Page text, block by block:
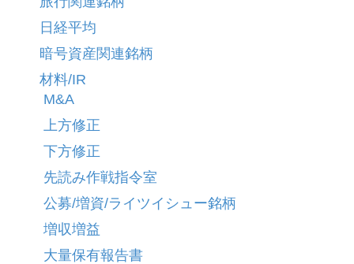
日経平均
暗号資産関連銘柄
材料/IR
M&A
上方修正
下方修正
先読み作戦指令室
公募/増資/ライツイシュー銘柄
増収増益
大量保有報告書